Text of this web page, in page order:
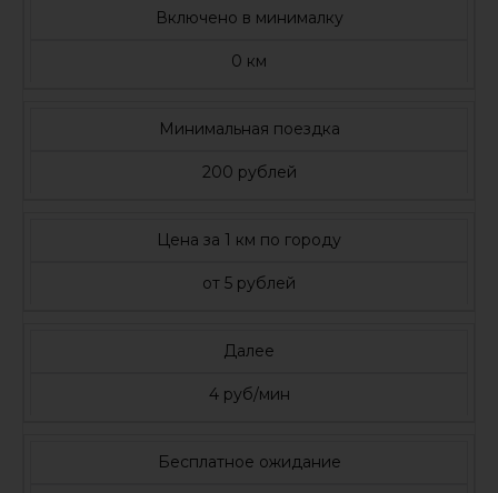
Включено в минималку
0 км
Минимальная поездка
200 рублей
Цена за 1 км по городу
от 5 рублей
Далее
4 руб/мин
Бесплатное ожидание